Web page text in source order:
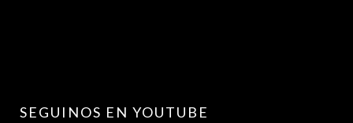
SEGUINOS EN YOUTUBE